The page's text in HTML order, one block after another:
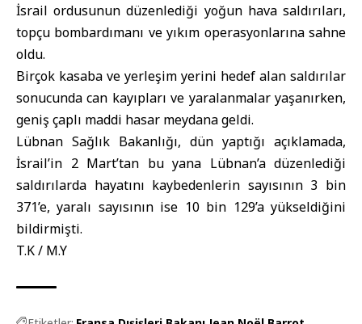
İsrail ordusunun düzenlediği yoğun hava saldırıları,
topçu bombardımanı ve yıkım operasyonlarına sahne
oldu.
Birçok kasaba ve yerleşim yerini hedef alan saldırılar
sonucunda can kayıpları ve yaralanmalar yaşanırken,
geniş çaplı maddi hasar meydana geldi.
Lübnan Sağlık Bakanlığı, dün yaptığı açıklamada,
İsrail’in 2 Mart’tan bu yana Lübnan’a düzenlediği
saldırılarda hayatını kaybedenlerin sayısının 3 bin
371’e, yaralı sayısının ise 10 bin 129’a yükseldiğini
bildirmişti.
T.K / M.Y